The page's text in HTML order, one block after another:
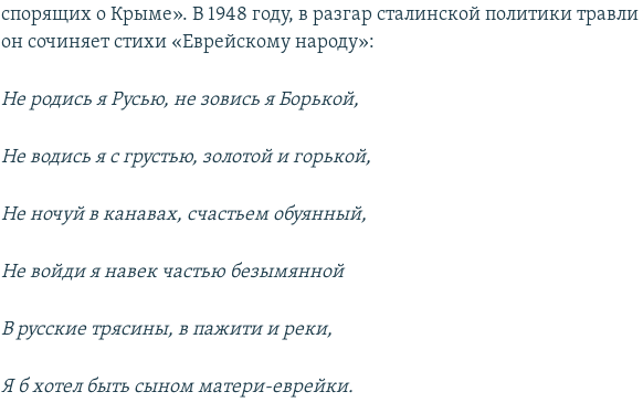
спорящих о Крыме». В 1948 году, в разгар сталинской политики травли
он сочиняет стихи «Еврейскому народу»:
Не родись я Русью, не зовись я Борькой,
Не водись я с грустью, золотой и горькой,
Не ночуй в канавах, счастьем обуянный,
Не войди я навек частью безымянной
В русские трясины, в пажити и реки,
Я б хотел быть сыном матери-еврейки.